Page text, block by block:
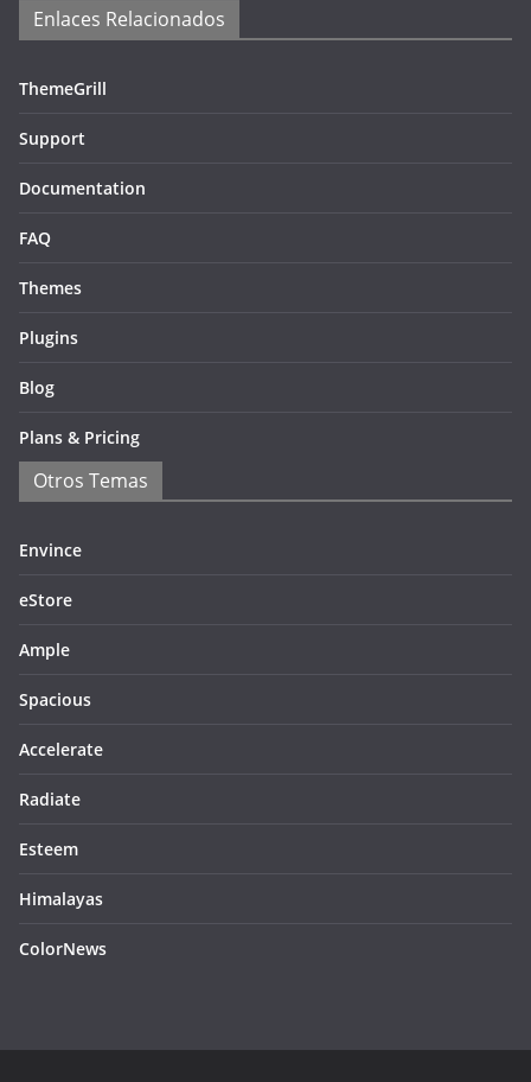
Enlaces Relacionados
ThemeGrill
Support
Documentation
FAQ
Themes
Plugins
Blog
Plans & Pricing
Otros Temas
Envince
eStore
Ample
Spacious
Accelerate
Radiate
Esteem
Himalayas
ColorNews